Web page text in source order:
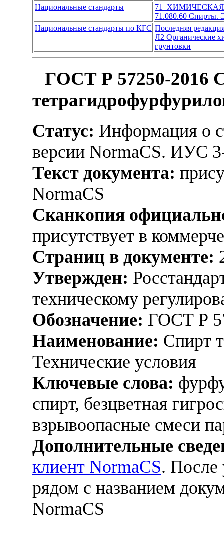
Национальные стандарты
71
71.080.60 Спирты.
Национальные стандарты по КГС Последняя
Л2 Органические
грунтовки
ГОСТ Р 57250-2016
Статус: Информация о
версии NormaCS. ИУС
Текст документа:
NormaCS
Сканкопия
присутствует в
Страниц в документе:
Утвержден:
техническому
Обозначение: ГОСТ Р
Наименование: Спирт
Технические условия
Ключевые слова:
спирт, безцветная
взрывоопасные смеси
Дополнительные
клиент NormaCS. После
рядом с названием
NormaCS